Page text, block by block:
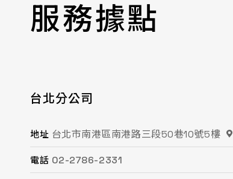
服務據點
台北分公司
地址 台北市南港區南港路三段50巷10號5樓
電話 02-2786-2331
桃園分公司
地址 桃園市平鎮區復興街62號2樓
電話 03-494-6939
總公司 / 竹苗分公司
地址 苗栗縣頭份市工業路16號
電話 037-621-088
台中分公司
地址 台中市南屯區文心路一段218號15F之2
電話 04-2472-8859
台南分公司
地址 台南市永康區鹽洲一街63巷33號
電話 06-243-6589
高雄分公司
地址 高雄市鳳山區鳳頂路479號
電話 07-753-9988